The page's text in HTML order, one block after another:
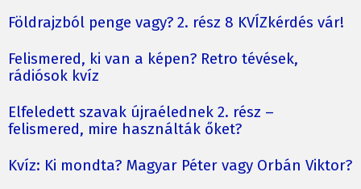
Földrajzból penge vagy? 2. rész 8 KVÍZkérdés vár!
Felismered, ki van a képen? Retro tévések,
rádiósok kvíz
Elfeledett szavak újraélednek 2. rész –
felismered, mire használták őket?
Kvíz: Ki mondta? Magyar Péter vagy Orbán Viktor?